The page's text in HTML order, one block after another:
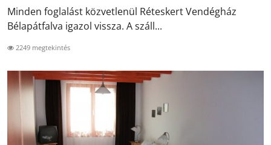
Minden foglalást közvetlenül Réteskert Vendégház
Bélapátfalva igazol vissza. A száll...
2249 megtekintés